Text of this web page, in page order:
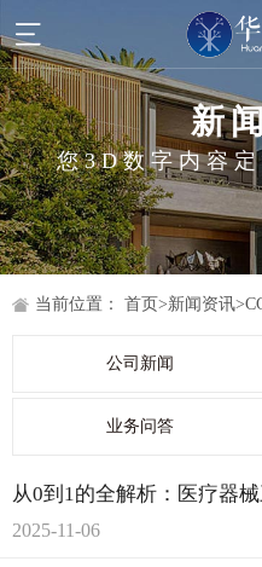
新
您3D数字内容
当前位置： 首页>新闻资讯>
公司新闻
业务问答
从0到1的全解析：医疗器
2025-11-06